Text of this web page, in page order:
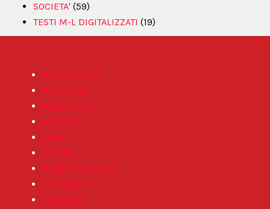
SOCIETA' (59)
TESTI M-L DIGITALIZZATI (19)
Ultimi articoli
Chi siamo
Programma
Contatti
Links
CIPOML
English/Español
Instagram
Telegram